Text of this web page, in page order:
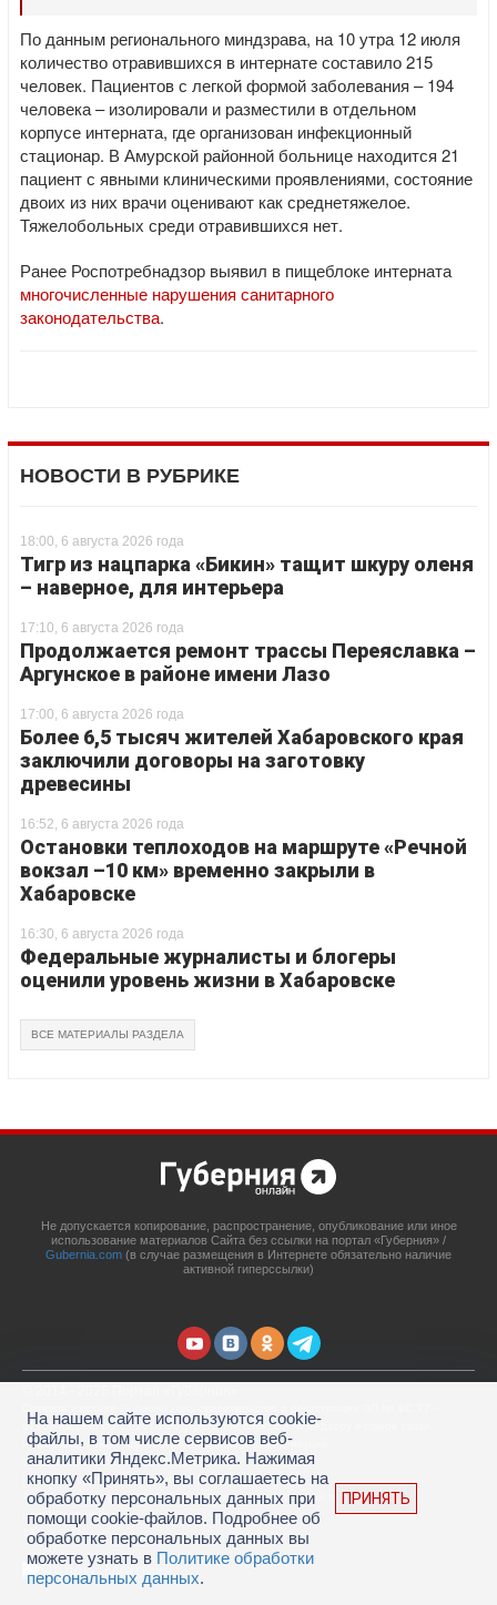
По данным регионального миндзрава, на 10 утра 12 июля
количество отравившихся в интернате составило 215
человек. Пациентов с легкой формой заболевания – 194
человека – изолировали и разместили в отдельном
корпусе интерната, где организован инфекционный
стационар. В Амурской районной больнице находится 21
пациент с явными клиническими проявлениями, состояние
двоих из них врачи оценивают как среднетяжелое.
Тяжелобольных среди отравившихся нет.
Ранее Роспотребнадзор выявил в пищеблоке интерната
многочисленные нарушения санитарного
законодательства.
НОВОСТИ В РУБРИКЕ
18:00, 6 августа 2026 года
Тигр из нацпарка «Бикин» тащит шкуру оленя
– наверное, для интерьера
17:10, 6 августа 2026 года
Продолжается ремонт трассы Переяславка –
Аргунское в районе имени Лазо
17:00, 6 августа 2026 года
Более 6,5 тысяч жителей Хабаровского края
заключили договоры на заготовку
древесины
16:52, 6 августа 2026 года
Остановки теплоходов на маршруте «Речной
вокзал –10 км» временно закрыли в
Хабаровске
16:30, 6 августа 2026 года
Федеральные журналисты и блогеры
оценили уровень жизни в Хабаровске
ВСЕ МАТЕРИАЛЫ РАЗДЕЛА
Не допускается копирование, распространение, опубликование или иное
использование материалов Сайта без ссылки на портал «Губерния» /
Gubernia.com (в случае размещения в Интернете обязательно наличие
активной гиперссылки)
67908 выдано 06.12.2016 Федеральной службой по надзору в сфере связи,
информационных технологий и массовых коммуникаций.
Учредитель: ООО «Губерния Он-лайн»
Главный редактор: Гатаулина А.С.
Телефон редакции: (4212) 45-88-45, адрес электронной почты:
portal@gubernia.com
18+
На нашем сайте используются cookie-
файлы, в том числе сервисов веб-
аналитики Яндекс.Метрика. Нажимая
кнопку «Принять», вы соглашаетесь на
обработку персональных данных при
помощи cookie-файлов. Подробнее об
обработке персональных данных вы
можете узнать в Политике обработки
персональных данных.
ПРИНЯТЬ